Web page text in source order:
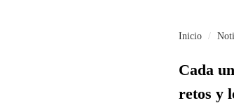
Inicio
Cada
retos y